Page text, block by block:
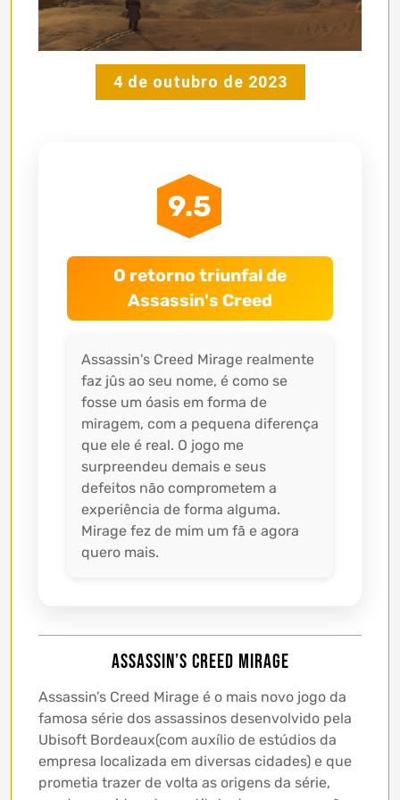
4 de outubro de 2023
9.5
O retorno triunfal de
Assassin's Creed
Assassin's Creed Mirage realmente
faz jûs ao seu nome, é como se
fosse um óasis em forma de
miragem, com a pequena diferença
que ele é real. O jogo me
surpreendeu demais e seus
defeitos não comprometem a
experiência de forma alguma.
Mirage fez de mim um fã e agora
quero mais.
Assassin’s Creed Mirage
Assassin’s Creed Mirage é o mais novo jogo da
famosa série dos assassinos desenvolvido pela
Ubisoft Bordeaux(com auxílio de estúdios da
empresa localizada em diversas cidades) e que
prometia trazer de volta as origens da série,